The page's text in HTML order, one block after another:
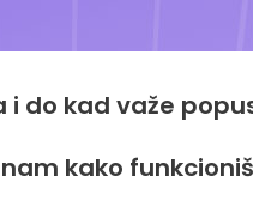
i do kad važe
kako